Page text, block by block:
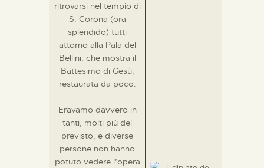
ritrovarsi nel tempio di
S. Corona (ora
splendido) tutti
attorno alla Pala del
Bellini, che mostra il
Battesimo di Gesù,
restaurata da poco.
Eravamo davvero in
tanti, molti più del
previsto, e diverse
persone non hanno
potuto vedere l’opera